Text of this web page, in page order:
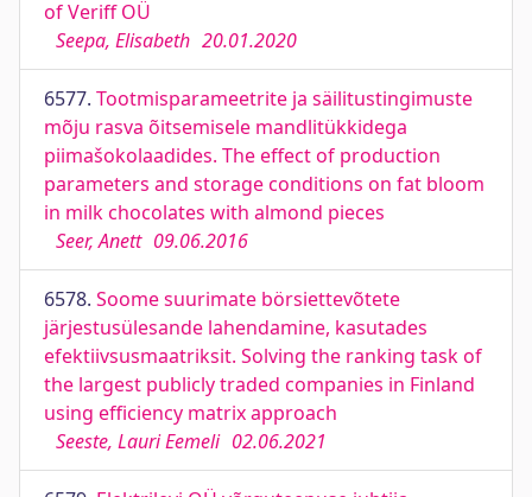
of Veriff OÜ
Seepa, Elisabeth 20.01.2020
6577. Tootmisparameetrite ja säilitustingimuste
mõju rasva õitsemisele mandlitükkidega
piimašokolaadides. The effect of production
parameters and storage conditions on fat bloom
in milk chocolates with almond pieces
Seer, Anett 09.06.2016
6578. Soome suurimate börsiettevõtete
järjestusülesande lahendamine, kasutades
efektiivsusmaatriksit. Solving the ranking task of
the largest publicly traded companies in Finland
using efficiency matrix approach
Seeste, Lauri Eemeli 02.06.2021